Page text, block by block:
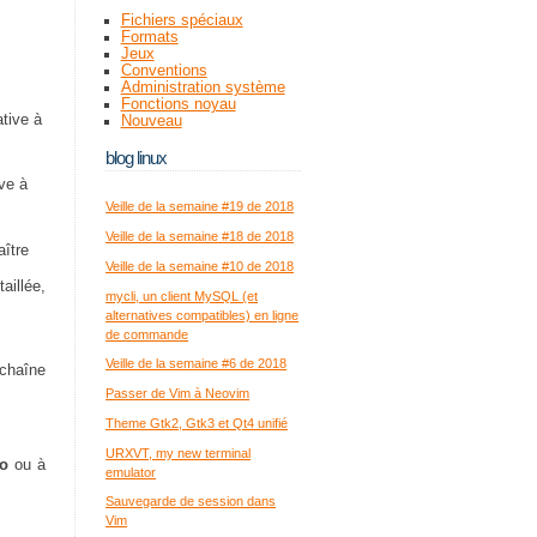
à
à
ou à
Fichiers spéciaux
Formats
Jeux
Conventions
Administration système
Fonctions noyau
Nouveau
blog linux
Veille de la semaine #19 de 2018
Veille de la semaine #18 de 2018
Veille de la semaine #10 de 2018
mycli, un client MySQL (et
alternatives compatibles) en ligne
de commande
Veille de la semaine #6 de 2018
Passer de Vim à Neovim
Theme Gtk2, Gtk3 et Qt4 unifié
URXVT, my new terminal
emulator
Sauvegarde de session dans
Vim